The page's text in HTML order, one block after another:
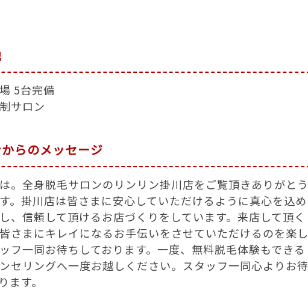
5台完備
サロン
らのメッセージ
。全身脱毛サロンのリンリン掛川店をご覧頂きありがとう
。掛川店は皆さまに安心していただけるように真心を込め
、信頼して頂けるお店づくりをしています。来店して頂く
さまにキレイになるお手伝いをさせていただけるのを楽し
フ一同お待ちしております。一度、無料脱毛体験もできる
セリングへ一度お越しください。スタッフ一同心よりお待
ます。